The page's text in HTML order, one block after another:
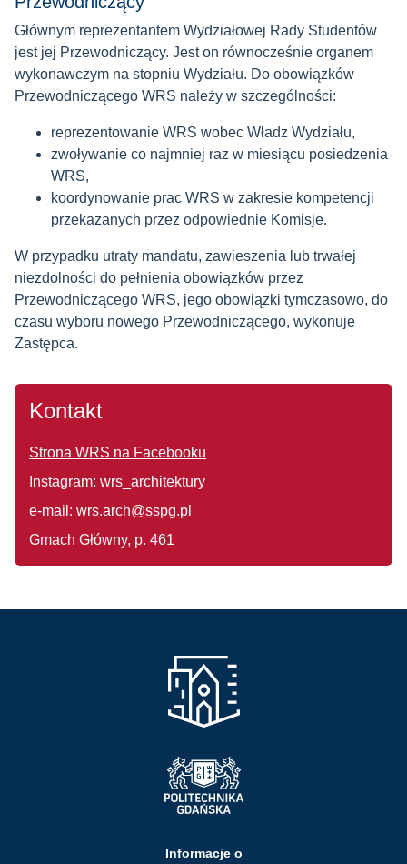
Głównym reprezentantem Wydziałowej Rady Studentów
jest jej Przewodniczący. Jest on równocześnie organem
wykonawczym na stopniu Wydziału. Do obowiązków
Przewodniczącego WRS należy w szczególności:
reprezentowanie WRS wobec Władz Wydziału,
zwoływanie co najmniej raz w miesiącu posiedzenia
WRS,
koordynowanie prac WRS w zakresie kompetencji
przekazanych przez odpowiednie Komisje.
W przypadku utraty mandatu, zawieszenia lub trwałej
niezdolności do pełnienia obowiązków przez
Przewodniczącego WRS, jego obowiązki tymczasowo, do
czasu wyboru nowego Przewodniczącego, wykonuje
Zastępca.
Kontakt
Strona WRS na Facebooku
Instagram: wrs_architektury
e-mail: wrs.arch@sspg.pl
Gmach Główny, p. 461
Informacje o